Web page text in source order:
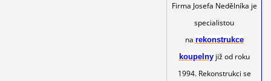
Firma Josefa Nedělníka je
specialistou
na rekonstrukce
koupelny již od roku
1994. Rekonstrukci se